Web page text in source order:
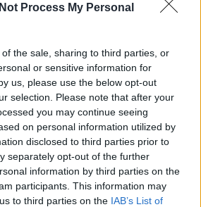
Process My Personal
the sale, sharing to third parties, or
or sensitive information for
us, please use the below opt-out
selection. Please note that after your
you may continue seeing
on personal information utilized by
disclosed to third parties prior to
separately opt-out of the further
information by third parties on the
participants. This information may
to third parties on the IAB’s List of
το
Media: Με ενίσχυση 8 εκατ.
ευρώ σε 451 επιχειρήσεις
ξεκίνησε το πρόγραμμα
στήριξης- Κάλυψη
εισφορών ΕΔΟΕΑΠ